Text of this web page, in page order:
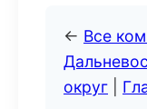
← Все
округ